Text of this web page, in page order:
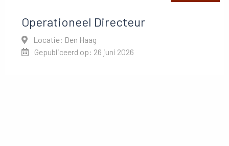
Operationeel Directeur
Locatie: Den Haag
Gepubliceerd op: 26 juni 2026